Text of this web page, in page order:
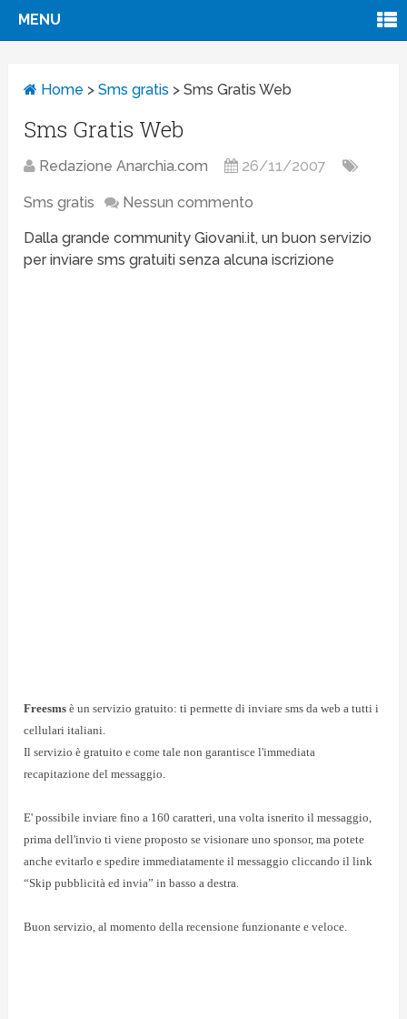
MENU
Home >Sms gratis >Sms Gratis Web
Sms Gratis Web
Redazione Anarchia.com 26/11/2007
Sms gratis Nessun commento
Dalla grande community Giovani.it, un buon servizio
per inviare sms gratuiti senza alcuna iscrizione
Freesms è un servizio gratuito: ti permette di inviare sms da web a tutti i
cellulari italiani.
Il servizio è gratuito e come tale non garantisce l'immediata
recapitazione del messaggio.
E' possibile inviare fino a 160 caratteri, una volta isnerito il messaggio,
prima dell'invio ti viene proposto se visionare uno sponsor, ma potete
anche evitarlo e spedire immediatamente il messaggio cliccando il link
“Skip pubblicità ed invia” in basso a destra.
Buon servizio, al momento della recensione funzionante e veloce.